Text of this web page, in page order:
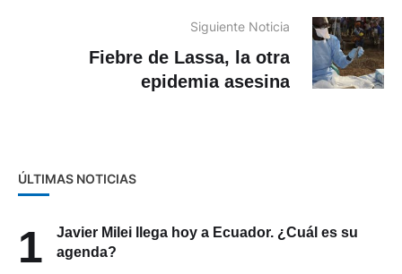
Siguiente Noticia
Fiebre de Lassa, la otra
epidemia asesina
ÚLTIMAS NOTICIAS
1
Javier Milei llega hoy a Ecuador. ¿Cuál es su
agenda?